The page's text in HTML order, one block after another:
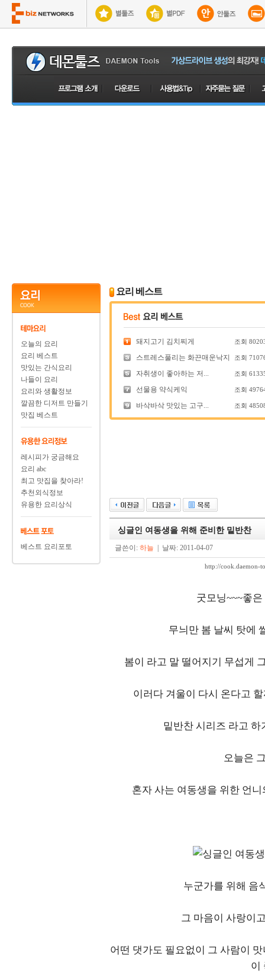
오늘의 요리
요리 베스트
맛있는 간식요리
나들이 요리
요리와 생활정보
깔끔한 디저트 만들기
맛집 베스트
레시피가 궁금해요
요리 abc
최고 맛집을 찾아라!
추천외식정보
유용한 요리상식
베스트 요리포토
요리 베스트
돼지고기 김치찌게 조회
스트레스풀리는 화끈매운낙지 조회
자취생이 좋아하는 저... 조회
선물용 약식케익 조회
바삭바삭 맛있는 고구... 조회
싱글인 여동생을 위해 준비한 밑반찬
글쓴이: 하늘 | 날짜: 2011-04-07
http://cook.daemon-
굿모닝~~~좋
무늬만 봄 날씨 탓에
봄이 라고 말 떨어지기 무섭게
이러다 겨울이 다시 온다고
밑반찬 시리즈 라고 하
오늘은
혼자 사는 여동생을 위한 언
누군가를 위해 음
그 마음이 사랑이
어떤 댓가도 필요없이 그 사람이
이